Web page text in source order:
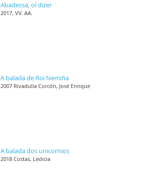
Abadessa, oí dizer
2017, VV. AA.
A balada de Roi Nemiña
2007 Rivadulla Corcón, José Enrique
A balada dos unicornios
2018 Costas, Ledicia